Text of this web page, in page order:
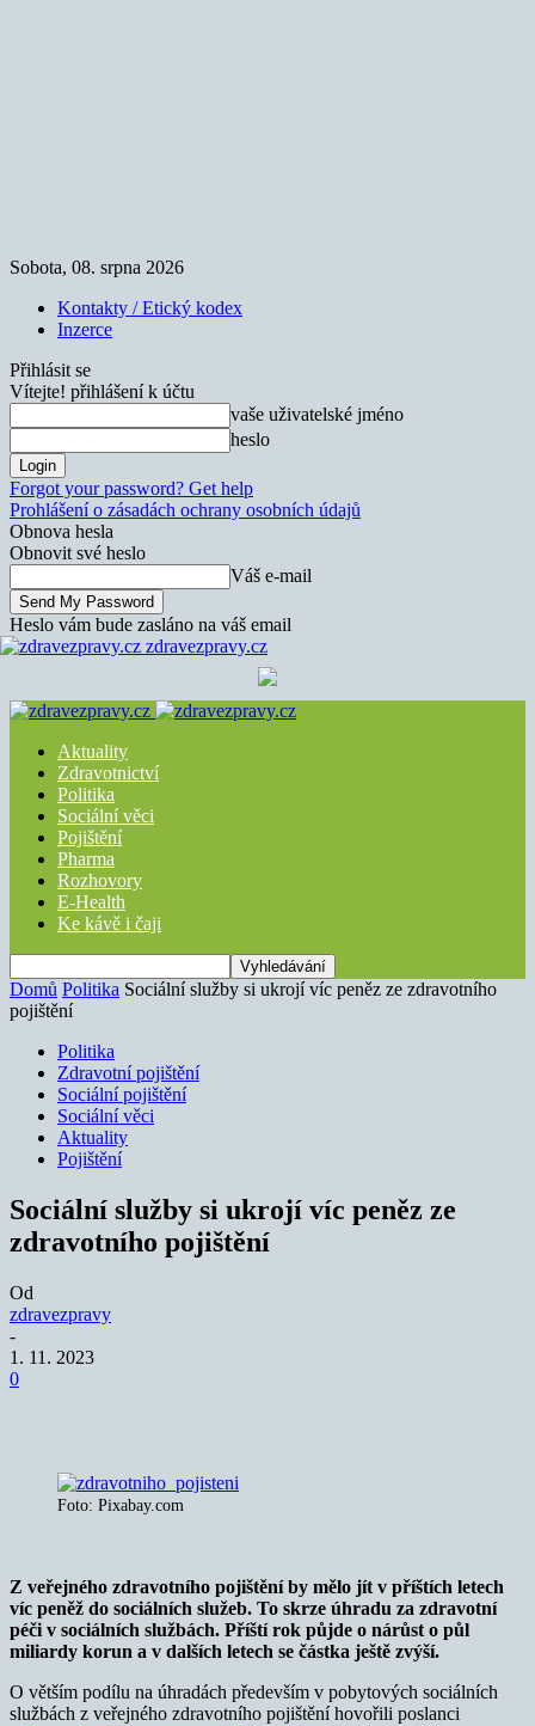
Sobota, 08. srpna 2026
Kontakty / Etický kodex
Inzerce
Přihlásit se
Vítejte! přihlášení k účtu
vaše uživatelské jméno
heslo
Forgot your password? Get help
Prohlášení o zásadách ochrany osobních údajů
Obnova hesla
Obnovit své heslo
Váš e-mail
Heslo vám bude zasláno na váš email
zdravezpravy.cz
Aktuality
Zdravotnictví
Politika
Sociální věci
Pojištění
Pharma
Rozhovory
E-Health
Ke kávě i čaji
Domů Politika Sociální služby si ukrojí víc peněz ze zdravotního
pojištění
Politika
Zdravotní pojištění
Sociální pojištění
Sociální věci
Aktuality
Pojištění
Sociální služby si ukrojí víc peněz ze
zdravotního pojištění
Od
zdravezpravy
-
1. 11. 2023
0
Foto: Pixabay.com
Z veřejného zdravotního pojištění by mělo jít v příštích letech
víc peněž do sociálních služeb. To skrze úhradu za zdravotní
péči v sociálních službách. Příští rok půjde o nárůst o půl
miliardy korun a v dalších letech se částka ještě zvýší.
O větším podílu na úhradách především v pobytových sociálních
službách z veřejného zdravotního pojištění hovořili poslanci